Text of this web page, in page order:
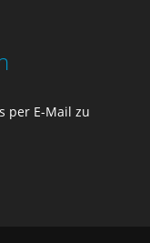
per E-Mail zu